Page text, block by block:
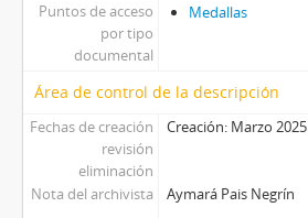
Puntos de acceso
por tipo
documental
Medallas
Área de control de la descripción
Fechas de creación
revisión
eliminación
Creación: Marzo 2025
Nota del archivista Aymará Pais Negrín